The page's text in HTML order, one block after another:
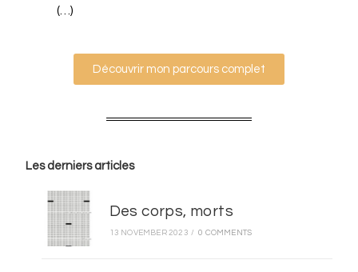
(…)
Découvrir mon parcours complet
Les derniers articles
Des corps, morts
13 NOVEMBER 2023 / 0 COMMENTS